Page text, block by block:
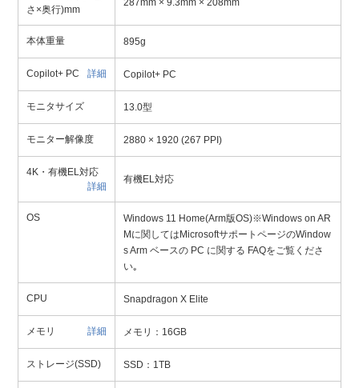
さ×奥行)mm
287mm × 9.3mm × 208mm
本体重量 895g
Copilot+ PC 詳細 Copilot+ PC
モニタサイズ 13.0型
モニター解像度 2880 × 1920 (267 PPI)
4K・有機EL対応
詳細
有機EL対応
OS
Windows 11 Home(Arm版OS)※Windows on AR
Mに関してはMicrosoftサポートページのWindow
s Arm ベースの PC に関する FAQをご覧くださ
い｡
CPU Snapdragon X Elite
メモリ 詳細 メモリ：16GB
ストレージ(SSD) SSD：1TB